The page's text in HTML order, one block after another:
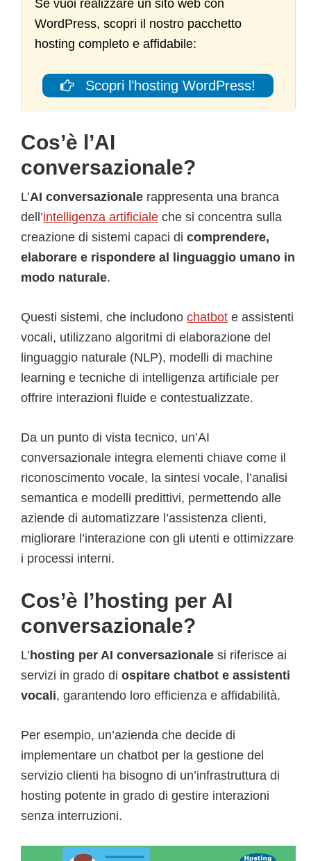
Se vuoi realizzare un sito web con
WordPress, scopri il nostro pacchetto
hosting completo e affidabile:
Scopri l’hosting WordPress!
Cos’è l’AI
conversazionale?
L’AI conversazionale rappresenta una branca
dell’intelligenza artificiale che si concentra sulla
creazione di sistemi capaci di comprendere,
elaborare e rispondere al linguaggio umano in
modo naturale.
Questi sistemi, che includono chatbot e assistenti
vocali, utilizzano algoritmi di elaborazione del
linguaggio naturale (NLP), modelli di machine
learning e tecniche di intelligenza artificiale per
offrire interazioni fluide e contestualizzate.
Da un punto di vista tecnico, un’AI
conversazionale integra elementi chiave come il
riconoscimento vocale, la sintesi vocale, l’analisi
semantica e modelli predittivi, permettendo alle
aziende di automatizzare l’assistenza clienti,
migliorare l’interazione con gli utenti e ottimizzare
i processi interni.
Cos’è l’hosting per AI
conversazionale?
L’hosting per AI conversazionale si riferisce ai
servizi in grado di ospitare chatbot e assistenti
vocali, garantendo loro efficienza e affidabilità.
Per esempio, un’azienda che decide di
implementare un chatbot per la gestione del
servizio clienti ha bisogno di un’infrastruttura di
hosting potente in grado di gestire interazioni
senza interruzioni.